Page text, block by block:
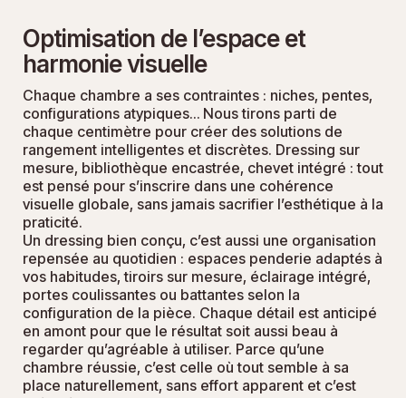
Optimisation de l’espace et
harmonie visuelle
Chaque chambre a ses contraintes : niches, pentes,
configurations atypiques… Nous tirons parti de
chaque centimètre pour créer des solutions de
rangement intelligentes et discrètes. Dressing sur
mesure, bibliothèque encastrée, chevet intégré : tout
est pensé pour s’inscrire dans une cohérence
visuelle globale, sans jamais sacrifier l’esthétique à la
praticité.
Un dressing bien conçu, c’est aussi une organisation
repensée au quotidien : espaces penderie adaptés à
vos habitudes, tiroirs sur mesure, éclairage intégré,
portes coulissantes ou battantes selon la
configuration de la pièce. Chaque détail est anticipé
en amont pour que le résultat soit aussi beau à
regarder qu’agréable à utiliser. Parce qu’une
chambre réussie, c’est celle où tout semble à sa
place naturellement, sans effort apparent et c’est